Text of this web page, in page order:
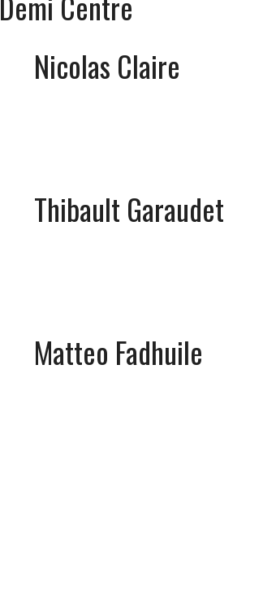
Nicolas Claire
Thibault Garaudet
Matteo Fadhuile